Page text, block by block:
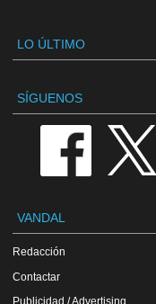
LO ÚLTIMO
SÍGUENOS
VANDAL
Redacción
Contactar
Publicidad / Advertising